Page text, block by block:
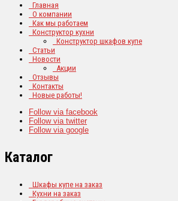
Главная
О компании
Как мы работаем
Конструктор кухни
Конструктор шкафов купе
Статьи
Новости
Акции
Отзывы
Контакты
Новые работы!
Follow via facebook
Follow via twitter
Follow via google
Каталог
Шкафы купе на заказ
Кухни на заказ